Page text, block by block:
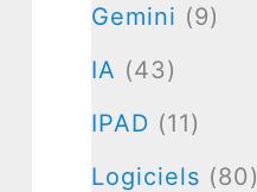
Gemini (9)
IA (43)
IPAD (11)
Logiciels (80)